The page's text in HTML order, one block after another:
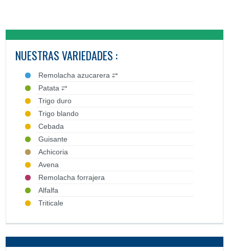
NUESTRAS VARIEDADES :
Remolacha azucarera ⥂
Patata ⥂
Trigo duro
Trigo blando
Cebada
Guisante
Achicoria
Avena
Remolacha forrajera
Alfalfa
Triticale